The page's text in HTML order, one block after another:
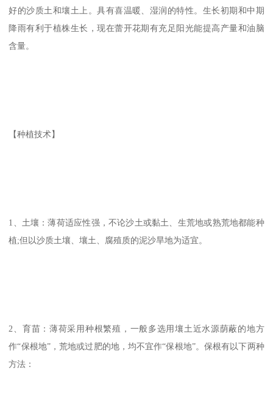
好的沙质土和壤土上。具有喜温暖、湿润的特性。生长初期和中期
降雨有利于植株生长，现在蕾开花期有充足阳光能提高产量和油脑
含量。
【种植技术】
1、土壤：薄荷适应性强，不论沙土或黏土、生荒地或熟荒地都能种
植;但以沙质土壤、壤土、腐殖质的泥沙旱地为适宜。
2、育苗：薄荷采用种根繁殖，一般多选用壤土近水源荫蔽的地方
作“保根地”，荒地或过肥的地，均不宜作“保根地”。保根有以下两种
方法：